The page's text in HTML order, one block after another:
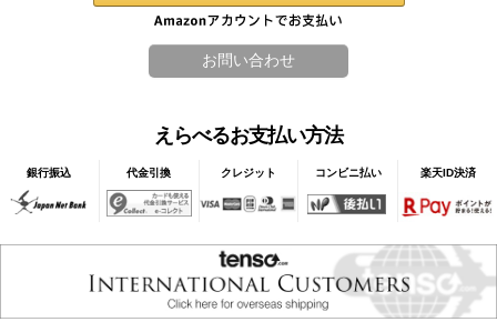
えらべるお支払い方法
銀行振込 代金引換 クレジット コンビニ払い 楽天ID決済